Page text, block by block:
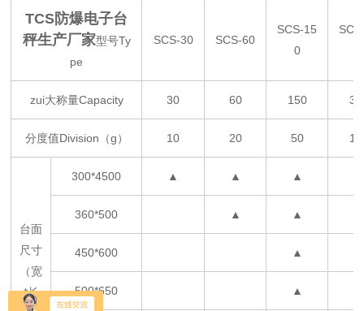
TCS防爆电子台
秤生产厂家型号Ty
pe
SCS-30 SCS-60
SCS-15
0
zui大称量Capacity 30 60 150
分度值Division（g） 10 20 50
台面
尺寸
（宽
*长
300*4500 ▲ ▲ ▲
360*500 ▲ ▲
450*600 ▲
500*650 ▲